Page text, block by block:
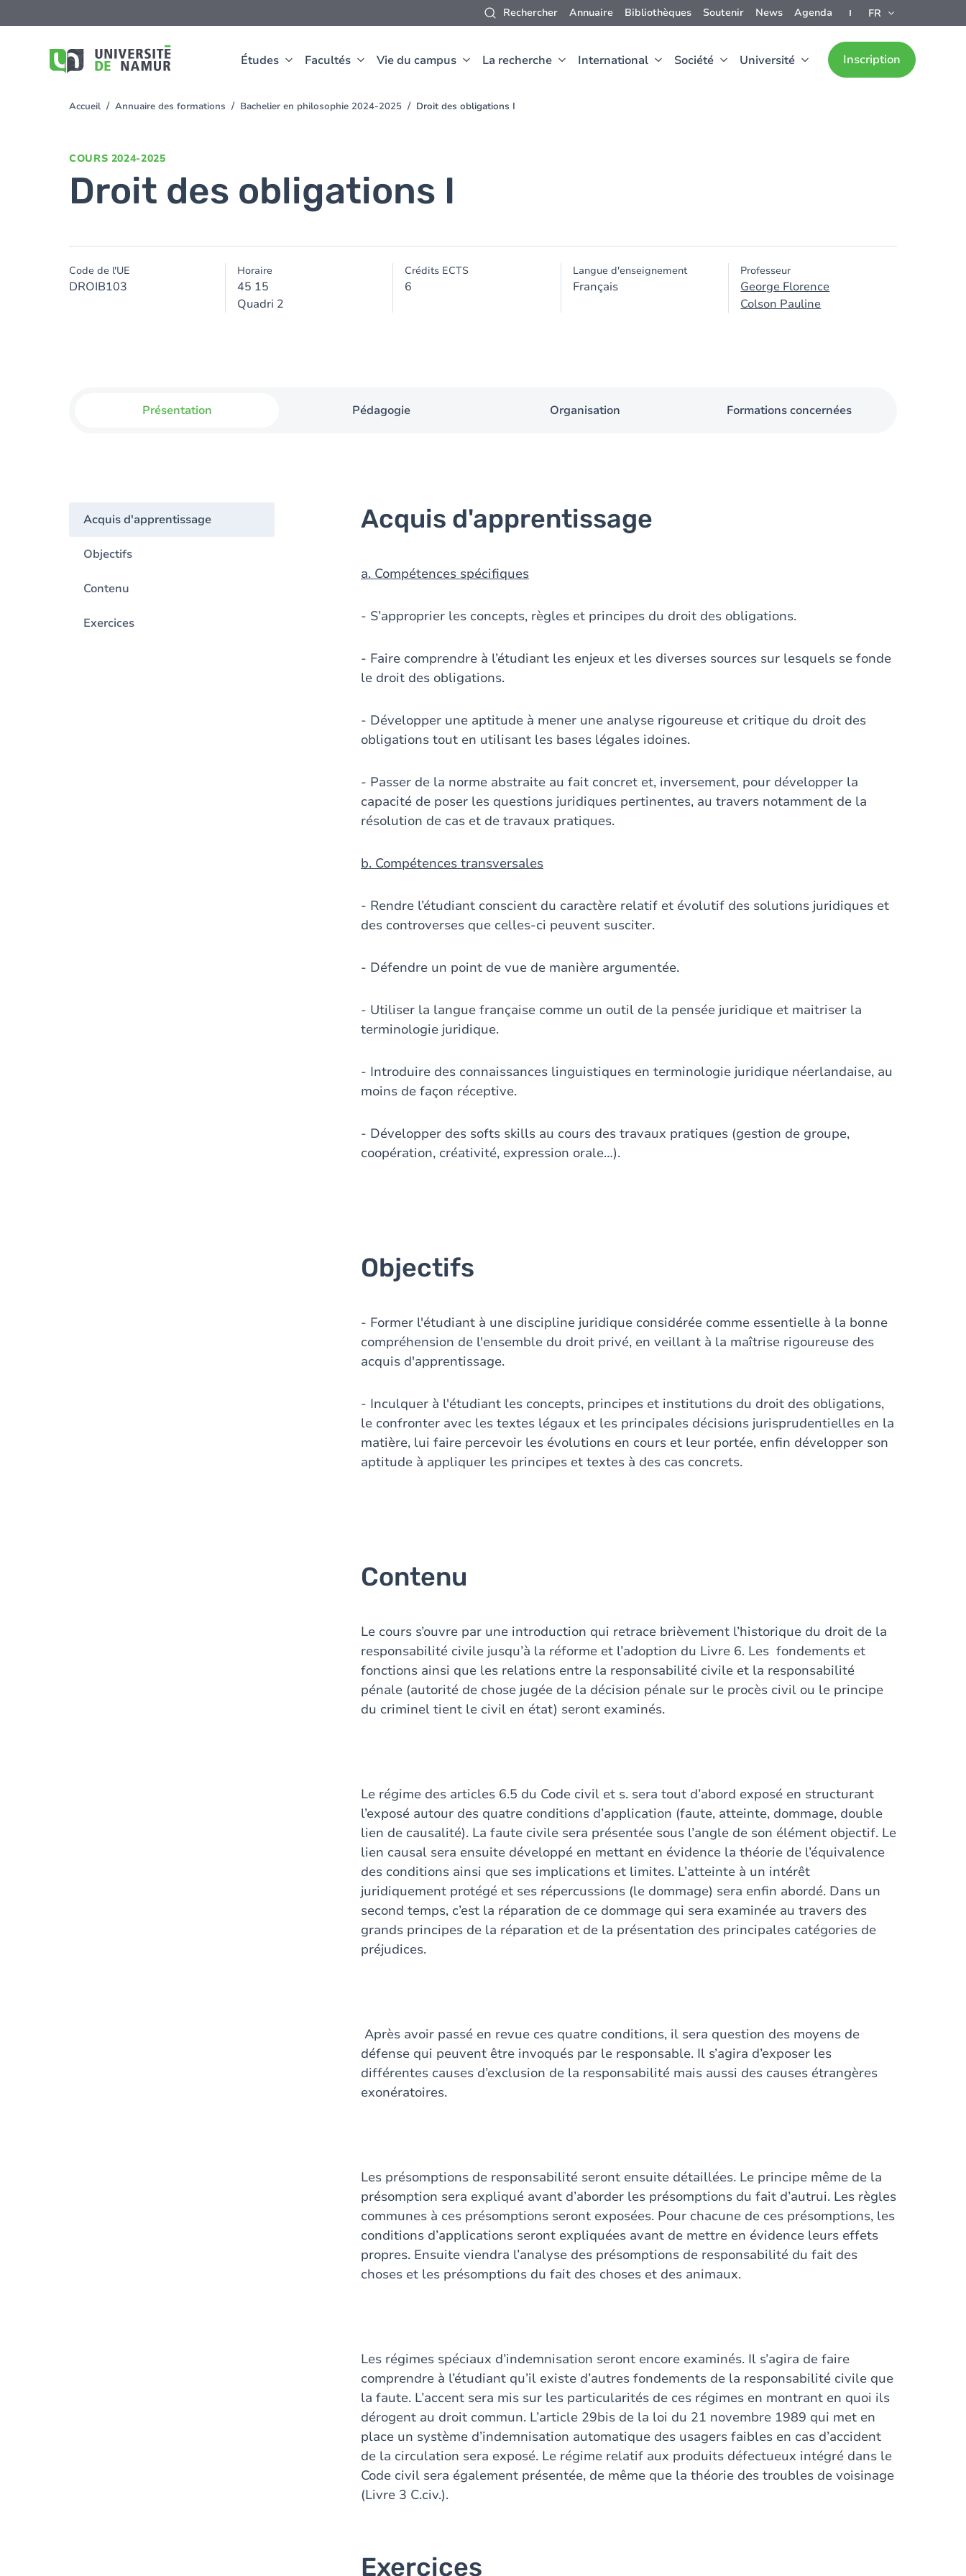
Rechercher Annuaire Bibliothèques Soutenir News Agenda FR
Études Facultés Vie du campus La recherche International Société Université Inscription
au
You
Accueil Annuaire des formations Bachelier en philosophie 2024-2025 Droit des obligations I
COURS 2024-2025
Droit des obligations I
Code de l'UE
DROIB103
Horaire
45 15
Quadri 2
Crédits ECTS
6
Langue d'enseignement
Français
Professeur
George Florence
Colson Pauline
Présentation Pédagogie Organisation Formations concernées
Acquis d'apprentissage
Objectifs
Contenu
Exercices
Acquis d'apprentissage
a. Compétences spécifiques
- S’approprier les concepts, règles et principes du droit des obligations.
- Faire comprendre à l’étudiant les enjeux et les diverses sources sur lesquels se fonde
le droit des obligations.
- Développer une aptitude à mener une analyse rigoureuse et critique du droit des
obligations tout en utilisant les bases légales idoines.
- Passer de la norme abstraite au fait concret et, inversement, pour développer la
capacité de poser les questions juridiques pertinentes, au travers notamment de la
résolution de cas et de travaux pratiques.
b. Compétences transversales
- Rendre l’étudiant conscient du caractère relatif et évolutif des solutions juridiques et
des controverses que celles-ci peuvent susciter.
- Défendre un point de vue de manière argumentée.
- Utiliser la langue française comme un outil de la pensée juridique et maitriser la
terminologie juridique.
- Introduire des connaissances linguistiques en terminologie juridique néerlandaise, au
moins de façon réceptive.
- Développer des softs skills au cours des travaux pratiques (gestion de groupe,
coopération, créativité, expression orale…).
Objectifs
- Former l'étudiant à une discipline juridique considérée comme essentielle à la bonne
compréhension de l'ensemble du droit privé, en veillant à la maîtrise rigoureuse des
acquis d'apprentissage.
- Inculquer à l'étudiant les concepts, principes et institutions du droit des obligations,
le confronter avec les textes légaux et les principales décisions jurisprudentielles en la
matière, lui faire percevoir les évolutions en cours et leur portée, enfin développer son
aptitude à appliquer les principes et textes à des cas concrets.
Contenu
Le cours s’ouvre par une introduction qui retrace brièvement l’historique du droit de la
responsabilité civile jusqu’à la réforme et l’adoption du Livre 6. Les fondements et
fonctions ainsi que les relations entre la responsabilité civile et la responsabilité
pénale (autorité de chose jugée de la décision pénale sur le procès civil ou le principe
du criminel tient le civil en état) seront examinés.
Le régime des articles 6.5 du Code civil et s. sera tout d’abord exposé en structurant
l’exposé autour des quatre conditions d’application (faute, atteinte, dommage, double
lien de causalité). La faute civile sera présentée sous l’angle de son élément objectif. Le
lien causal sera ensuite développé en mettant en évidence la théorie de l’équivalence
des conditions ainsi que ses implications et limites. L’atteinte à un intérêt
juridiquement protégé et ses répercussions (le dommage) sera enfin abordé. Dans un
second temps, c’est la réparation de ce dommage qui sera examinée au travers des
grands principes de la réparation et de la présentation des principales catégories de
préjudices.
Après avoir passé en revue ces quatre conditions, il sera question des moyens de
défense qui peuvent être invoqués par le responsable. Il s’agira d’exposer les
différentes causes d’exclusion de la responsabilité mais aussi des causes étrangères
exonératoires.
Les présomptions de responsabilité seront ensuite détaillées. Le principe même de la
présomption sera expliqué avant d’aborder les présomptions du fait d’autrui. Les règles
communes à ces présomptions seront exposées. Pour chacune de ces présomptions, les
conditions d’applications seront expliquées avant de mettre en évidence leurs effets
propres. Ensuite viendra l’analyse des présomptions de responsabilité du fait des
choses et les présomptions du fait des choses et des animaux.
Les régimes spéciaux d’indemnisation seront encore examinés. Il s’agira de faire
comprendre à l’étudiant qu’il existe d’autres fondements de la responsabilité civile que
la faute. L’accent sera mis sur les particularités de ces régimes en montrant en quoi ils
dérogent au droit commun. L’article 29bis de la loi du 21 novembre 1989 qui met en
place un système d’indemnisation automatique des usagers faibles en cas d’accident
de la circulation sera exposé. Le régime relatif aux produits défectueux intégré dans le
Code civil sera également présentée, de même que la théorie des troubles de voisinage
(Livre 3 C.civ.).
Exercices